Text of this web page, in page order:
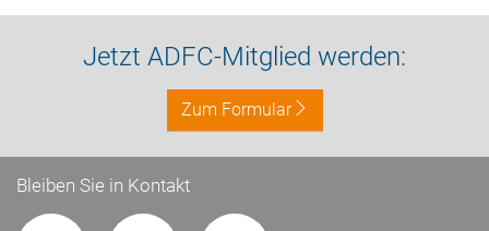
Jetzt ADFC-Mitglied werden:
Zum Formular
Bleiben Sie in Kontakt